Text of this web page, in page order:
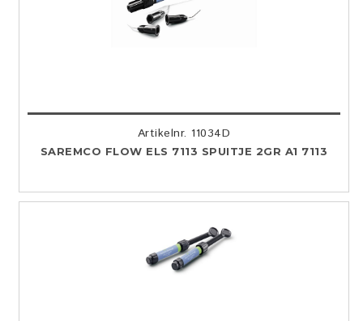
Artikelnr. 11034D
SAREMCO FLOW ELS 7113 SPUITJE 2GR A1 7113